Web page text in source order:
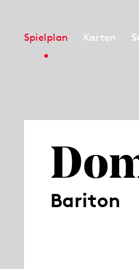
Spielplan Karten
Bariton